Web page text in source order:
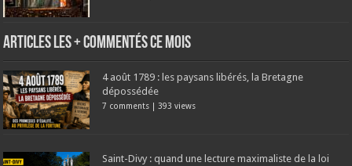
Articles les + commentés ce mois
4 août 1789 : les paysans libérés, la Bretagne
dépossédée
7 comments | 393 views
Saint-Divy : quand une lecture maximaliste de la loi